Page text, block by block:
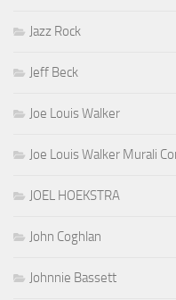
Jazz Rock
Jeff Beck
Joe Louis Walker
Joe Louis Walker Murali
JOEL HOEKSTRA
John Coghlan
Johnnie Bassett